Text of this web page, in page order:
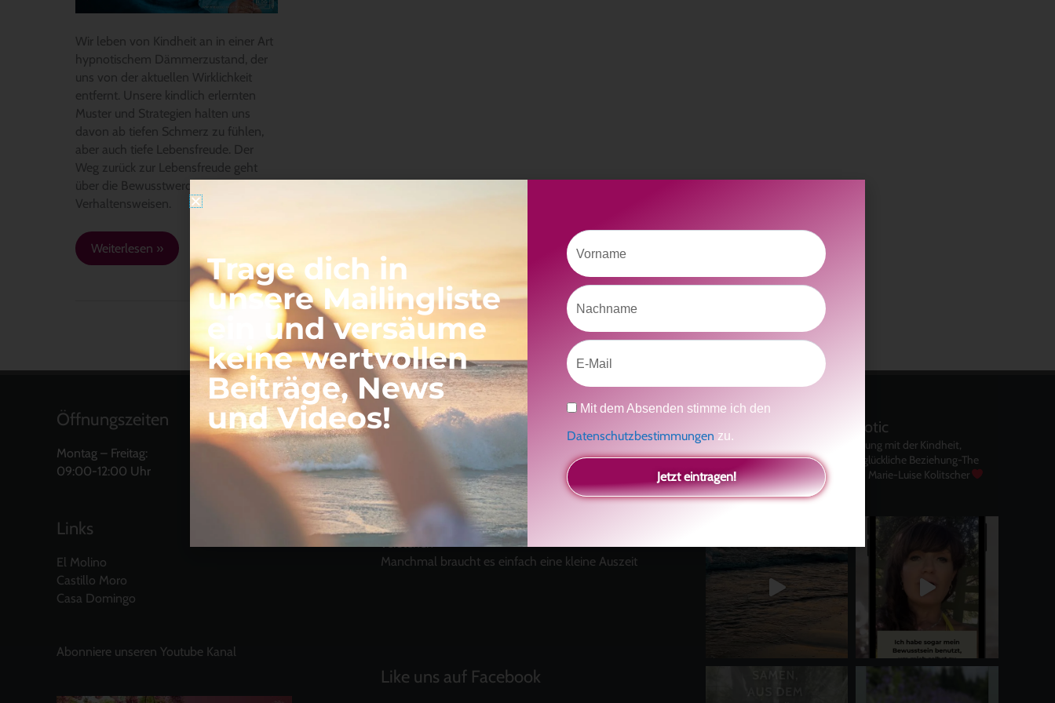
Wir leben von Kindheit an in einer Art
hypnotischem Dämmerzustand, der
uns von der aktuellen Wirklichkeit
entfernt. Unsere kindlich erlernten
Muster und Strategien halten uns
davon ab tiefen Schmerz zu fühlen,
aber auch tiefe Lebensfreude. Der
Weg zurück zur Lebensfreude geht
über die Bewusstwerdung dieser
Verhaltensweisen.
Weiterlesen »
Öffnungszeiten
Montag – Freitag:
09:00-12:00 Uhr
Links
El Molino
Castillo Moro
Casa Domingo
Abonniere unseren Youtube Kanal
Neueste Beiträge
Ein Geschenk für dich
und eine besondere
Radikal ehrlich
Der Teil von dir, der gesehen werden möchte
Vielleicht geht es gar nicht darum, noch mehr zu
verstehen
Manchmal braucht es einfach eine kleine Auszeit
Like uns auf Facebook
kolitscher.by.biotic
Selbstliebe, Aussöhnung mit der Kindheit,
Potenzial entfalten, glückliche Beziehung-The
Master KeyAsha und Marie-Luise Kolitscher
Sisterlove
Trage dich in
unsere Mailingliste
ein und versäume
keine wertvollen
Beiträge, News
und Videos!
Vorname
Nachname
Email
Datenschutz
Mit dem Absenden stimme ich den
Datenschutzbestimmungen zu.
Jetzt eintragen!